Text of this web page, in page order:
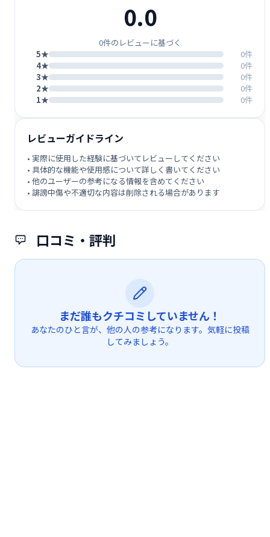
口コミ・評判
まだ誰もクチコミしていません！
あなたのひと言が、他の人の参考になります。気軽に投稿
してみましょう。
0.0
0件のレビューに基づく
5★
0件
4★
0件
3★
0件
2★
0件
1★
0件
レビューガイドライン
• 実際に使用した経験に基づいてレビューしてください
• 具体的な機能や使用感について詳しく書いてください
• 他のユーザーの参考になる情報を含めてください
• 誹謗中傷や不適切な内容は削除される場合があります